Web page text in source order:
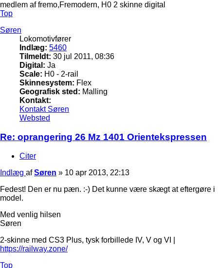
medlem af fremo,Fremodern, H0 2 skinne digital
Top
Søren
Lokomotivfører
Indlæg: 5460
Tilmeldt: 30 jul 2011, 08:36
Digital: Ja
Scale: H0 - 2-rail
Skinnesystem: Flex
Geografisk sted: Malling
Kontakt:
Kontakt Søren
Websted
Re: oprangering 26 Mz 1401 Orientekspressen
Citer
Indlæg afSøren » 10 apr 2013, 22:13
Fedest! Den er nu pæn. :-) Det kunne være skægt at eftergøre i
model.
Med venlig hilsen
Søren
2-skinne med CS3 Plus, tysk forbillede IV, V og VI |
https://railway.zone/
Top